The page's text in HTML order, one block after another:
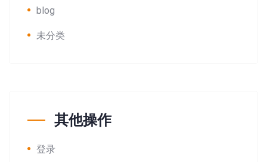
blog
未分类
其他操作
登录